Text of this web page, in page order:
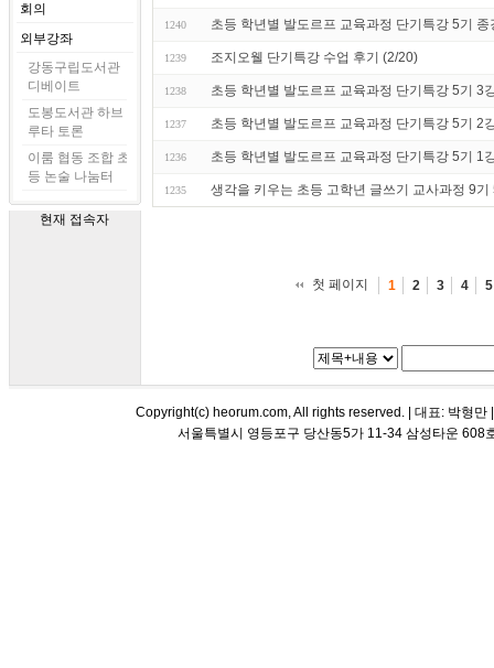
회의
외부강좌
강동구립도서관
디베이트
도봉도서관 하브
루타 토론
이룸 협동 조합 초
등 논술 나눔터
현재 접속자
1240 초등 학년별 발도르프 교육과정 단기특강 5기
1239 조지오웰 단기특강 수업 후기 (2/20)
1238 초등 학년별 발도르프 교육과정 단기특강 5기 3
1237 초등 학년별 발도르프 교육과정 단기특강 5기 2
1236 초등 학년별 발도르프 교육과정 단기특강 5기 1
1235 생각을 키우는 초등 고학년 글쓰기 교사과정 9
첫 페이지 1 2 3 4 5
Copyright(c) heorum.com, All rights reserved. | 대표: 박형
서울특별시 영등포구 당산동5가 11-34 삼성타운